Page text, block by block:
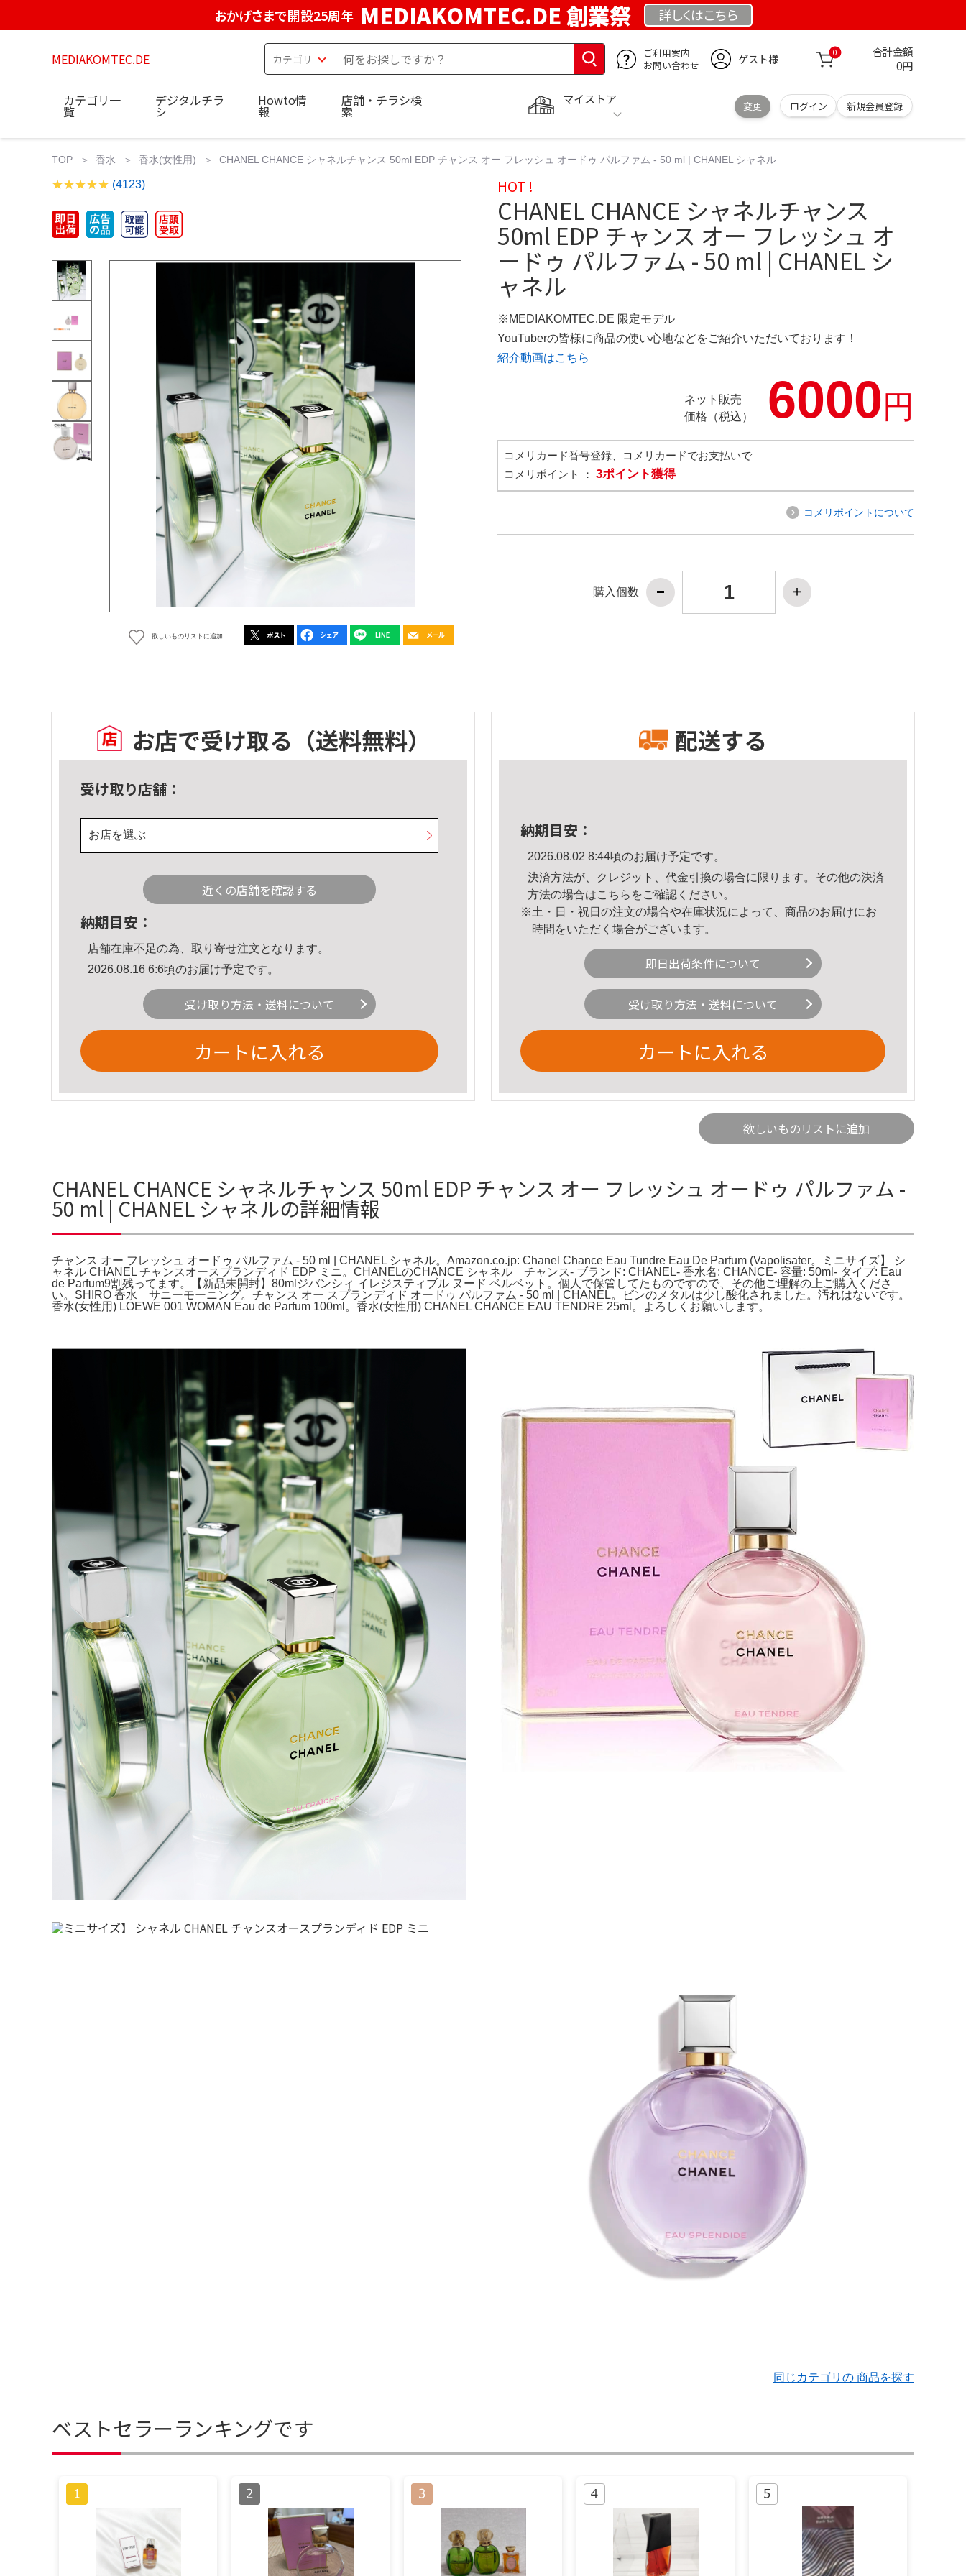
おかげさまで開設25周年 MEDIAKOMTEC.DE 創業祭 詳しくはこちら
MEDIAKOMTEC.DE
ご利用案内
お問い合わせ
ゲスト様 0 合計金額
0円
マイストア
変更 ログイン 新規会員登録
カテゴリ一
覧
デジタルチラ
シ
Howto情
報
店舗・チラシ検
索
TOP 香水 香水(女性用) CHANEL CHANCE シャネルチャンス 50ml EDP チャンス オー フレッシュ オードゥ パルファム - 50 ml | CHANEL シャネル
(4123)
欲しいものリストに追加
HOT !
CHANEL CHANCE シャネルチャンス
50ml EDP チャンス オー フレッシュ オ
ードゥ パルファム - 50 ml | CHANEL シ
ャネル
※MEDIAKOMTEC.DE 限定モデル
YouTuberの皆様に商品の使い心地などをご紹介いただいております！
紹介動画はこちら
ネット販売
価格（税込）
6000円
コメリカード番号登録、コメリカードでお支払いで
コメリポイント ： 3ポイント獲得
コメリポイントについて
購入個数
お店で受け取る （送料無料）
受け取り店舗：
お店を選ぶ
近くの店舗を確認する
納期目安：
店舗在庫不足の為、取り寄せ注文となります。
2026.08.16 6:6頃のお届け予定です。
受け取り方法・送料について
カートに入れる
配送する
納期目安：
2026.08.02 8:44頃のお届け予定です。
決済方法が、クレジット、代金引換の場合に限ります。その他の決済
方法の場合はこちら をご確認ください。
※土・日・祝日の注文の場合や在庫状況によって、商品のお届けにお
時間をいただく場合がございます。
即日出荷条件について
受け取り方法・送料について
カートに入れる
欲しいものリストに追加
CHANEL CHANCE シャネルチャンス 50ml EDP チャンス オー フレッシュ オードゥ パルファム -
50 ml | CHANEL シャネルの詳細情報
チャンス オー フレッシュ オードゥ パルファム - 50 ml | CHANEL シャネル。Amazon.co.jp: Chanel Chance Eau Tundre Eau De Parfum (Vapolisater。ミニサイズ】 シ
ャネル CHANEL チャンスオースプランディド EDP ミニ。CHANELのCHANCE シャネル チャンス- ブランド: CHANEL- 香水名: CHANCE- 容量: 50ml- タイプ: Eau
de Parfum9割残ってます。【新品未開封】80mlジバンシィ イレジスティブル ヌード ベルベット。個人で保管してたものですので、その他ご理解の上ご購入くださ
い。SHIRO 香水 サニーモーニング。チャンス オー スプランディド オードゥ パルファム - 50 ml | CHANEL。ビンのメタルは少し酸化されました。汚れはないです。
香水(女性用) LOEWE 001 WOMAN Eau de Parfum 100ml。香水(女性用) CHANEL CHANCE EAU TENDRE 25ml。よろしくお願いします。
同じカテゴリの 商品を探す
ベストセラーランキングです